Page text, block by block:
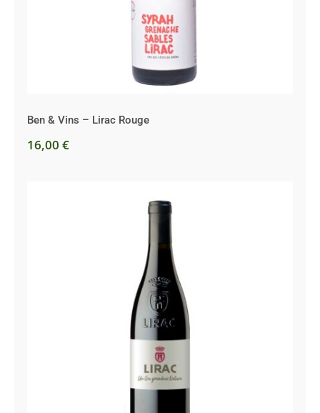
Ben & Vins – Lirac Rouge
16,00 €
Croze Granier – Lirac Rouge